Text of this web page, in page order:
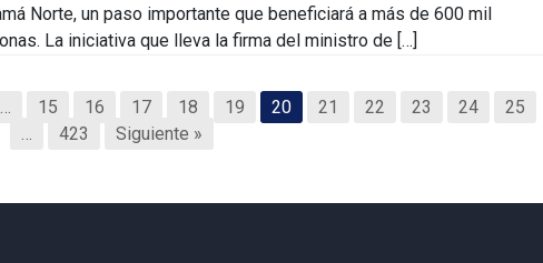
Norte, un paso importante que beneficiará a más de 600 mil
La iniciativa que lleva la firma del ministro de […]
… 15 16 17 18 19 20 21 22 23 24
25
…
423 Siguiente »